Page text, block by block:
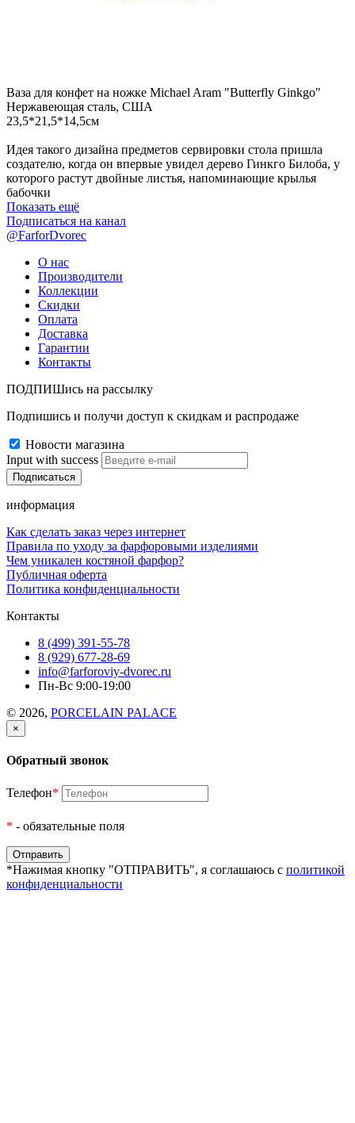
Ваза для конфет на ножке Michael Aram "Butterfly Ginkgo"
Нержавеющая сталь, США
23,5*21,5*14,5см
Идея такого дизайна предметов сервировки стола пришла
создателю, когда он впервые увидел дерево Гинкго Билоба, у
которого растут двойные листья, напоминающие крылья
бабочки
Показать ещё
Подписаться на канал
@FarforDvorec
О нас
Производители
Коллекции
Скидки
Оплата
Доставка
Гарантии
Контакты
ПОДПИШись на рассылку
Подпишись и получи доступ к скидкам и распродаже
Новости магазина
Input with success
информация
Как сделать заказ через интернет
Правила по уходу за фарфоровыми изделиями
Чем уникален костяной фарфор?
Публичная оферта
Политика конфиденциальности
Контакты
8 (499) 391-55-78
8 (929) 677-28-69
info@farforoviy-dvorec.ru
Пн-Вс 9:00-19:00
© 2026, PORCELAIN PALACE
×
Обратный звонок
Телефон*
* - обязательные поля
*Нажимая кнопку "ОТПРАВИТЬ", я соглашаюсь с политикой
конфиденциальности